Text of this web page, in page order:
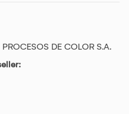
PROCESOS DE COLOR S.A.